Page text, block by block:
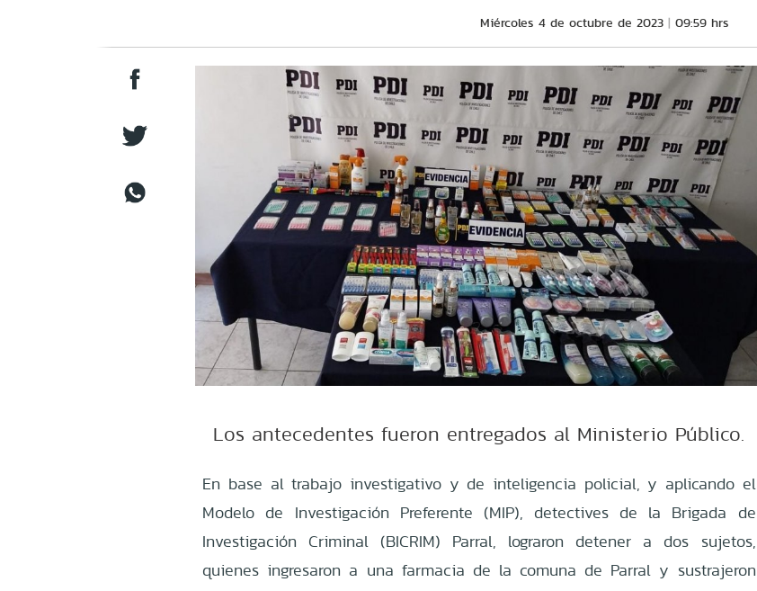
Miércoles 4 de octubre de 2023 09:59 hrs
Los antecedentes fueron entregados al Ministerio Público.
En base al trabajo investigativo y de inteligencia policial, y aplicando el
Modelo de Investigación Preferente (MIP), detectives de la Brigada de
Investigación Criminal (BICRIM) Parral, lograron detener a dos sujetos,
quienes ingresaron a una farmacia de la comuna de Parral y sustrajeron